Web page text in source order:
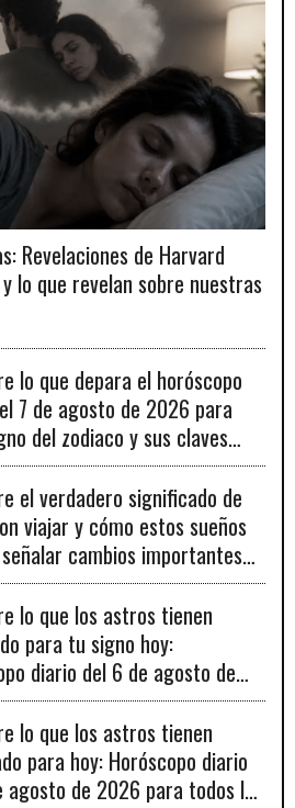
Revelaciones de Harvard
lo que revelan sobre nuestras
lo que depara el horóscopo
7 de agosto de 2026 para
del zodiaco y sus claves
el verdadero significado de
viajar y cómo estos sueños
cambios importantes
personal y profesional.
lo que los astros tienen
para tu signo hoy:
diario del 6 de agosto de
lo que los astros tienen
para hoy: Horóscopo diario
agosto de 2026 para todos los